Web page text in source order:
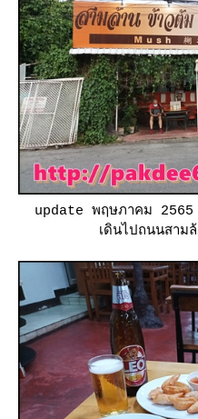
update พฤษภาคม 2565
เดินไปถนนสาม